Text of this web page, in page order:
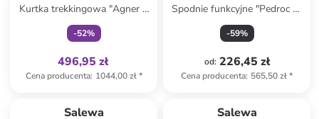
Kurtka trekkingowa "Agner 2
3L Powertex" w kolorze
zielonym
-52%
496,95 zł
Cena producenta: 1044,00 zł*
Spodnie funkcyjne "Pedroc 2"
w kolorze czerwonym
-59%
od: 226,45 zł
Cena producenta: 565,50 zł*
Salewa Salewa